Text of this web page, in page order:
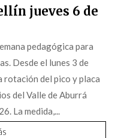
jueves 6 de
pedagógica para
Desde el lunes 3 de
rotación del pico y placa
del Valle de Aburrá
La medida,...